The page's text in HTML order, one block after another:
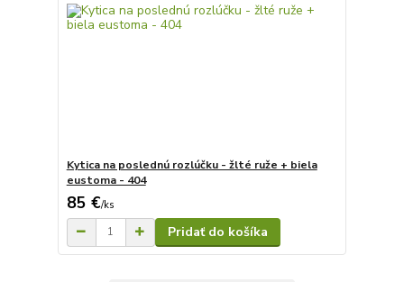
Kytica na poslednú rozlúčku - žlté ruže + biela
eustoma - 404
85 €/ks
Pridať do košíka